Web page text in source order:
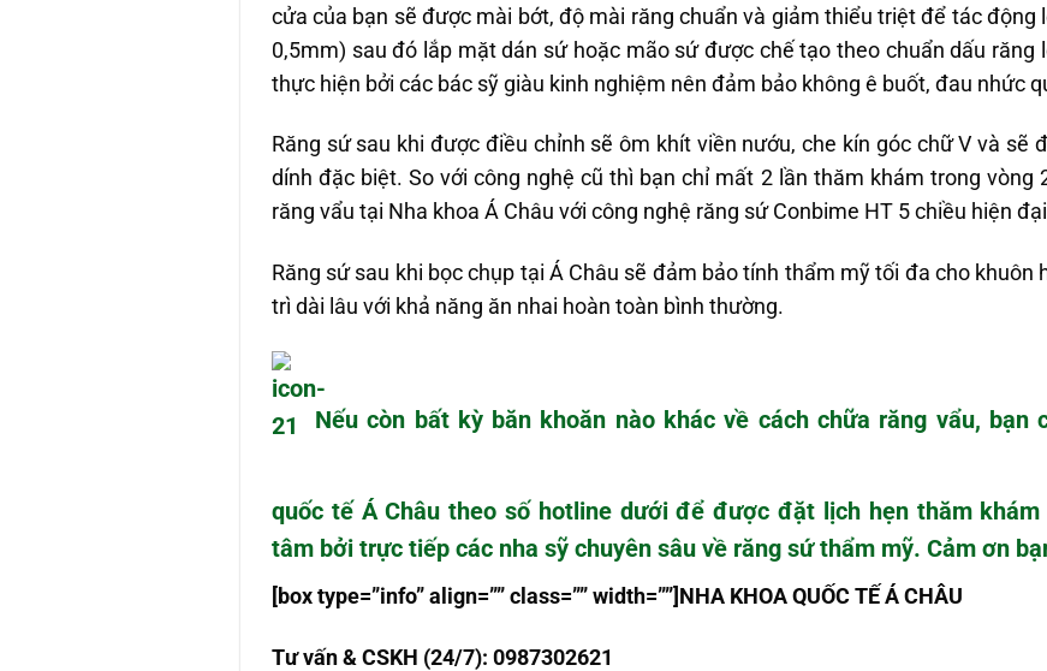
cửa của bạn sẽ được mài bớt, độ mài răng chuẩn và giảm thiểu triệt để tác
0,5mm) sau đó lắp mặt dán sứ hoặc mão sứ được chế tạo theo chuẩn dấu răng
thực hiện bởi các bác sỹ giàu kinh nghiệm nên đảm bảo không ê buốt, đau nhức
Răng sứ sau khi được điều chỉnh sẽ ôm khít viền nướu, che kín góc chữ V và sẽ
dính đặc biệt. So với công nghệ cũ thì bạn chỉ mất 2 lần thăm khám trong vòng
răng vẩu tại Nha khoa Á Châu với công nghệ răng sứ Conbime HT 5 chiều hiện
Răng sứ sau khi bọc chụp tại Á Châu sẽ đảm bảo tính thẩm mỹ tối đa cho khuôn
trì dài lâu với khả năng ăn nhai hoàn toàn bình thường.
Nếu còn bất kỳ băn khoăn nào khác về cách chữa răng vẩu, bạn
quốc tế Á Châu theo số hotline dưới để được đặt lịch hẹn thăm
tâm bởi trực tiếp các nha sỹ chuyên sâu về răng sứ thẩm mỹ. Cảm ơn
[box type=”info” align=”” class=”” width=””]NHA KHOA QUỐC TẾÁ CHÂU
Tưvấn & CSKH (24/7): 0987302621